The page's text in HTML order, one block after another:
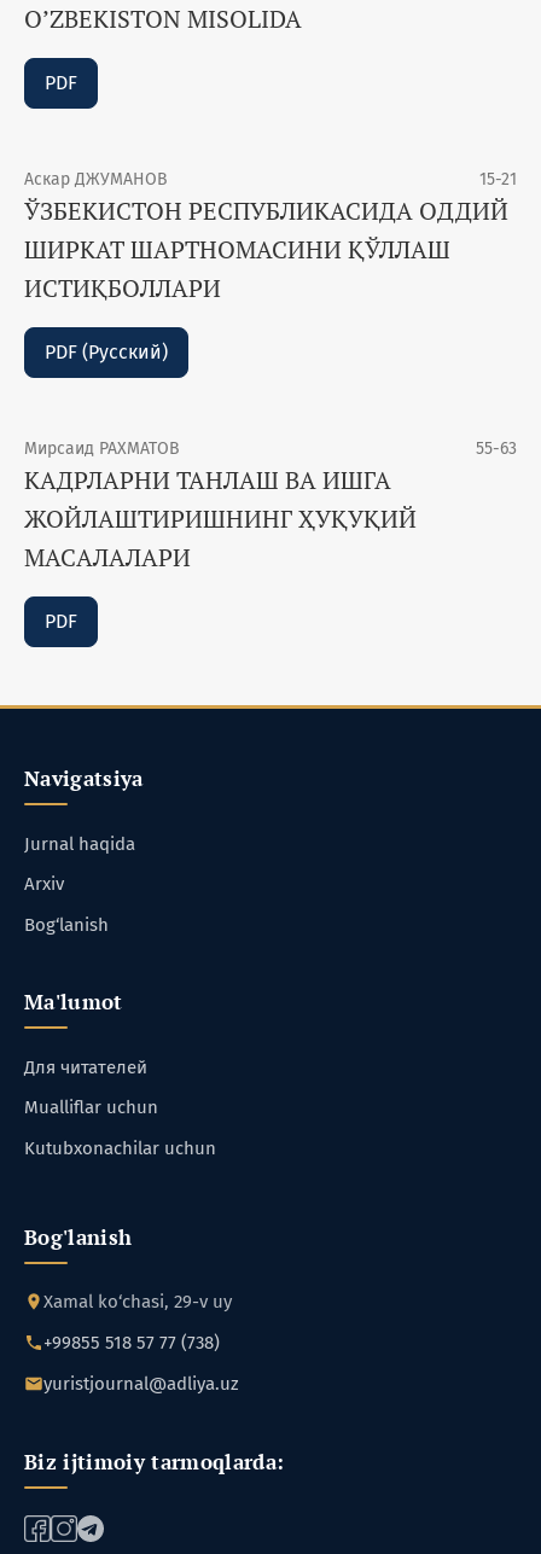
O’ZBEKISTON MISOLIDA
PDF
Аскар ДЖУМАНОВ 15-21
ЎЗБЕКИСТОН РЕСПУБЛИКАСИДА ОДДИЙ
ШИРКАТ ШАРТНОМАСИНИ ҚЎЛЛАШ
ИСТИҚБОЛЛАРИ
PDF (Русский)
Мирсаид РАХМАТОВ 55-63
КАДРЛАРНИ ТАНЛАШ ВА ИШГА
ЖОЙЛАШТИРИШНИНГ ҲУҚУҚИЙ
МАСАЛАЛАРИ
PDF
Navigatsiya
Jurnal haqida
Arxiv
Bog‘lanish
Ma'lumot
Для читателей
Mualliflar uchun
Kutubxonachilar uchun
Bog'lanish
Xamal ko‘chasi, 29-v uy
+99855 518 57 77 (738)
yuristjournal@adliya.uz
Biz ijtimoiy tarmoqlarda: